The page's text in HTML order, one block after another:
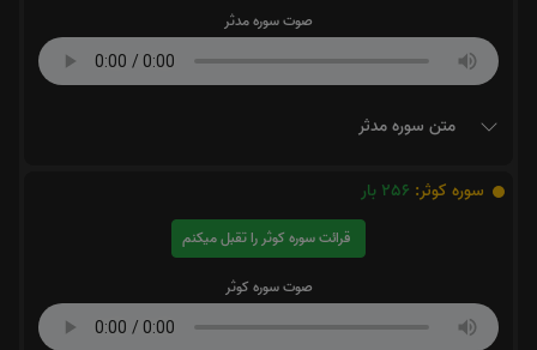
صوت سوره مدثر
متن سوره مدثر
سوره کوثر: 256 بار
قرائت سوره کوثر را تقبل میکنم
صوت سوره کوثر